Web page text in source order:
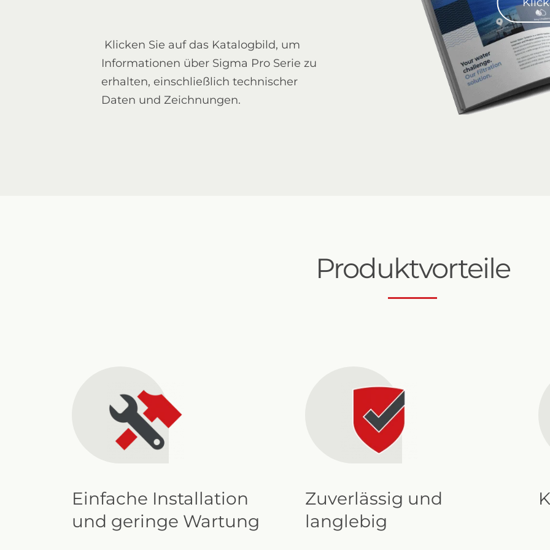
Sigma Pro 8"
Sigma Pro Cutaway
Klicken Sie auf das Katalogbild, um
Informationen über Sigma Pro Serie zu
erhalten, einschließlich technischer
Daten und Zeichnungen.
Produktvorteile
Einfache Installation
und geringe Wartung
Zuverlässig und
langlebig